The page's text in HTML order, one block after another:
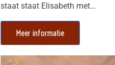
staat staat Elisabeth met…
Meer informatie